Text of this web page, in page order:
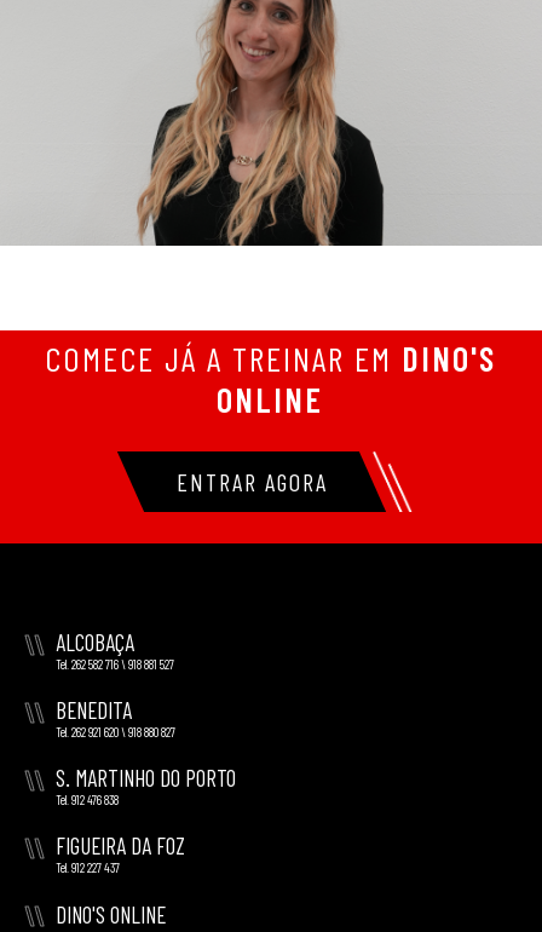
COMECE JÁ A TREINAR EM DINO'S
ONLINE
ENTRAR AGORA
\\ ALCOBAÇA
Tel. 262 582 716 \ 918 881 527
\\ BENEDITA
Tel. 262 921 620 \ 918 880 827
\\ S. MARTINHO DO PORTO
Tel. 912 476 838
\\ FIGUEIRA DA FOZ
Tel. 912 227 437
\\ DINO'S ONLINE